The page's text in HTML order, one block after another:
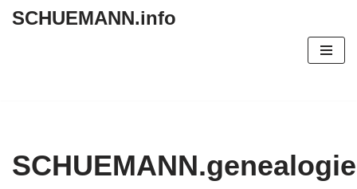
SCHUEMANN.info
SCHUEMANN.genealogie